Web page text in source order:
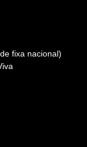
fixa nacional)